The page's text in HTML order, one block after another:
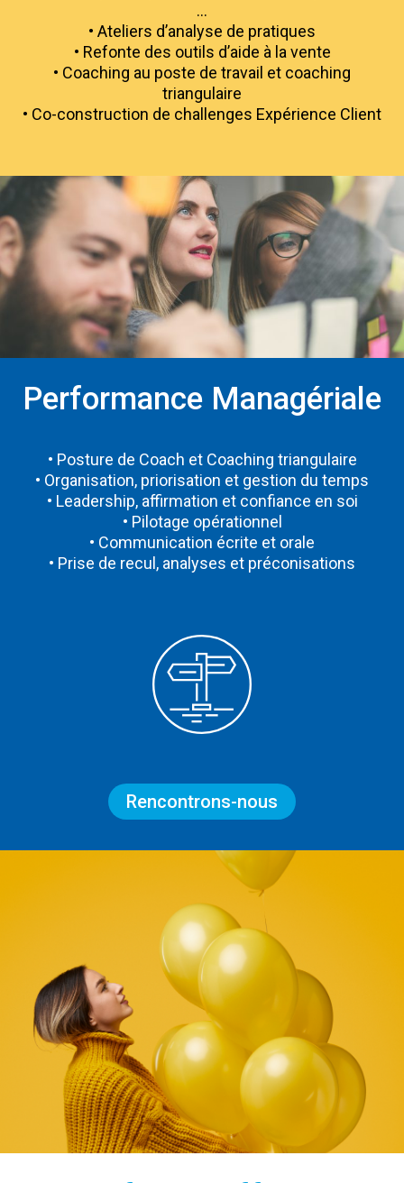
…
• Ateliers d’analyse de pratiques
• Refonte des outils d’aide à la vente
• Coaching au poste de travail et coaching
triangulaire
• Co-construction de challenges Expérience Client
Performance Managériale
• Posture de Coach et Coaching triangulaire
• Organisation, priorisation et gestion du temps
• Leadership, affirmation et confiance en soi
• Pilotage opérationnel
• Communication écrite et orale
• Prise de recul, analyses et préconisations
Rencontrons-nous